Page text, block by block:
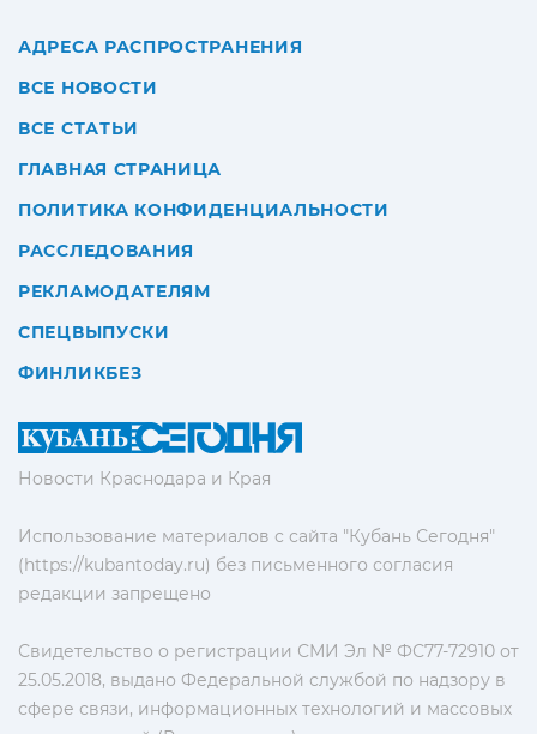
Новости Краснодара и Края
Использование материалов с сайта "Кубань Сегодня"
(https://kubantoday.ru) без письменного согласия
редакции запрещено
Свидетельство о регистрации СМИ Эл № ФС77-72910 от
25.05.2018, выдано Федеральной службой по надзору в
сфере связи, информационных технологий и массовых
АДРЕСА РАСПРОСТРАНЕНИЯ
ВСЕ НОВОСТИ
ВСЕ СТАТЬИ
ГЛАВНАЯ СТРАНИЦА
ПОЛИТИКА КОНФИДЕНЦИАЛЬНОСТИ
РАССЛЕДОВАНИЯ
РЕКЛАМОДАТЕЛЯМ
СПЕЦВЫПУСКИ
ФИНЛИКБЕЗ